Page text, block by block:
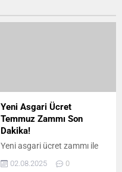
Yeni Asgari Ücret
Temmuz Zammı Son
Dakika!
Yeni asgari ücret zammı ile
2025 yılı için net 22.104,67
TL olarak belirlenen maaş,
02.08.2025 0